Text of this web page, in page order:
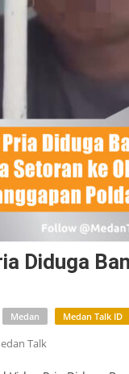
Diduga
Medan Medan Talk ID
Talk